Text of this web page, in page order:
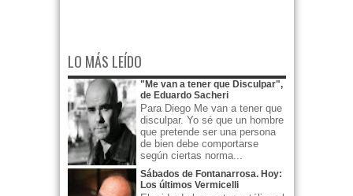
LO MÁS LEÍDO
"Me van a tener que Disculpar",
de Eduardo Sacheri
Para Diego Me van a tener que
disculpar. Yo sé que un hombre
que pretende ser una persona
de bien debe comportarse
según ciertas norma...
Sábados de Fontanarrosa. Hoy:
Los últimos Vermicelli